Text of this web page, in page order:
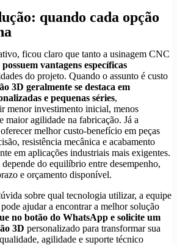
quando cada opção
ficou claro que tanto a usinagem CNC
vantagens específicas
do projeto. Quando o assunto é custo
3D geralmente se destaca em
e pequenas séries,
menor investimento inicial, menos
maior agilidade na fabricação. Já a
melhor custo-benefício em peças
resistência mecânica e acabamento
em aplicações industriais mais exigentes.
do equilíbrio entre desempenho,
e orçamento disponível.
sobre qual tecnologia utilizar, a equipe
ajudar a encontrar a melhor solução
no botão do WhatsApp e solicite um
3D personalizado para transformar sua
agilidade e suporte técnico